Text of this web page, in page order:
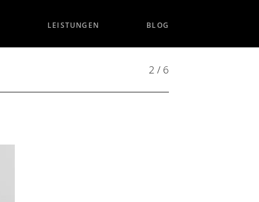
LEISTUNGEN BLOG
2 / 6